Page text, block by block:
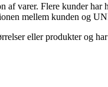
af varer. Flere kunder
mellem kunden og
eller produkter og